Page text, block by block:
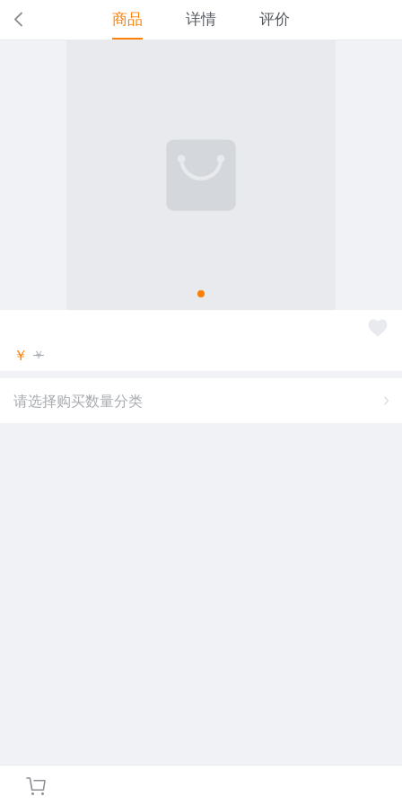
商品 详情 评价
￥ ￥
请选择购买数量分类